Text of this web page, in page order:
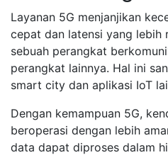
Layanan 5G menjanjikan
cepat dan latensi yang lebih
sebuah perangkat
perangkat lainnya. Hal ini
smart city dan aplikasi IoT
Dengan kemampuan 5G,
beroperasi dengan lebih
data dapat diproses dalam